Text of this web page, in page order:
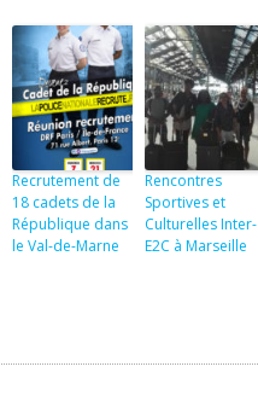
Recrutement de
18 cadets de la
République dans
le Val-de-Marne
Rencontres
Sportives et
Culturelles Inter-
E2C à Marseille